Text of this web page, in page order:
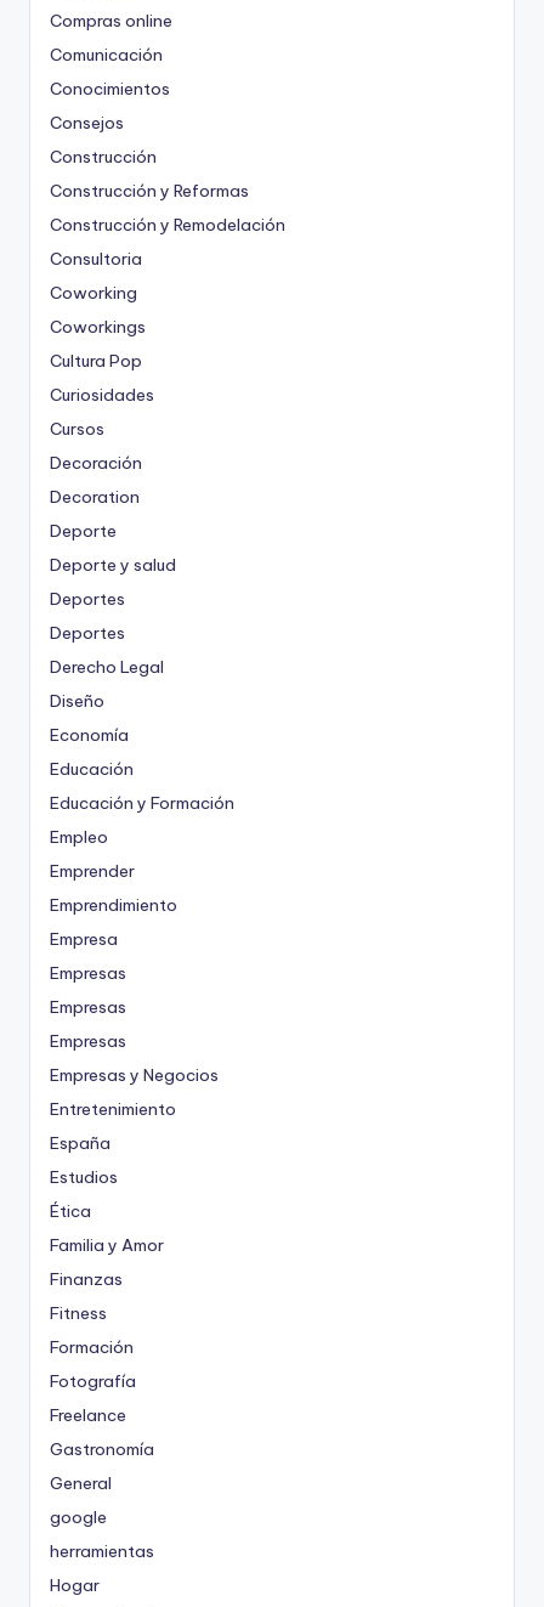
Compras online
Comunicación
Conocimientos
Consejos
Construcción
Construcción y Reformas
Construcción y Remodelación
Consultoria
Coworking
Coworkings
Cultura Pop
Curiosidades
Cursos
Decoración
Decoration
Deporte
Deporte y salud
Deportes
Deportes
Derecho Legal
Diseño
Economía
Educación
Educación y Formación
Empleo
Emprender
Emprendimiento
Empresa
Empresas
Empresas
Empresas
Empresas y Negocios
Entretenimiento
España
Estudios
Ética
Familia y Amor
Finanzas
Fitness
Formación
Fotografía
Freelance
Gastronomía
General
google
herramientas
Hogar